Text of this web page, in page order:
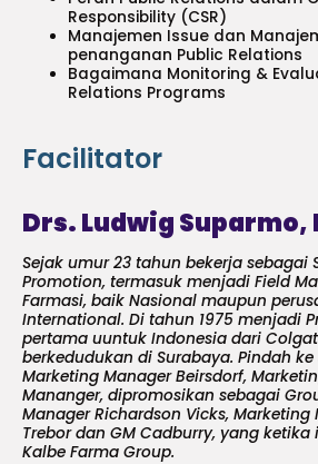
Responsibility (CSR)
Manajemen Issue dan
penanganan Public Relations
Bagaimana Monitoring &
Relations Programs
Facilitator
Drs. Ludwig Suparmo,
Sejak umur 23 tahun bekerja sebagai
Promotion, termasuk menjadi Field
Farmasi, baik Nasional maupun
International. Di tahun 1975 menjadi
pertama uuntuk Indonesia dari
berkedudukan di Surabaya. Pindah
Marketing Manager Beirsdorf,
Mananger, dipromosikan sebagai
Manager Richardson Vicks, Marketing
Trebor dan GM Cadburry, yang
Kalbe Farma Group.